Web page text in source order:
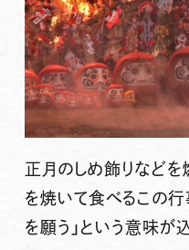
正月のしめ飾りなどを
を焼いて食べるこの
を願う」という意味が